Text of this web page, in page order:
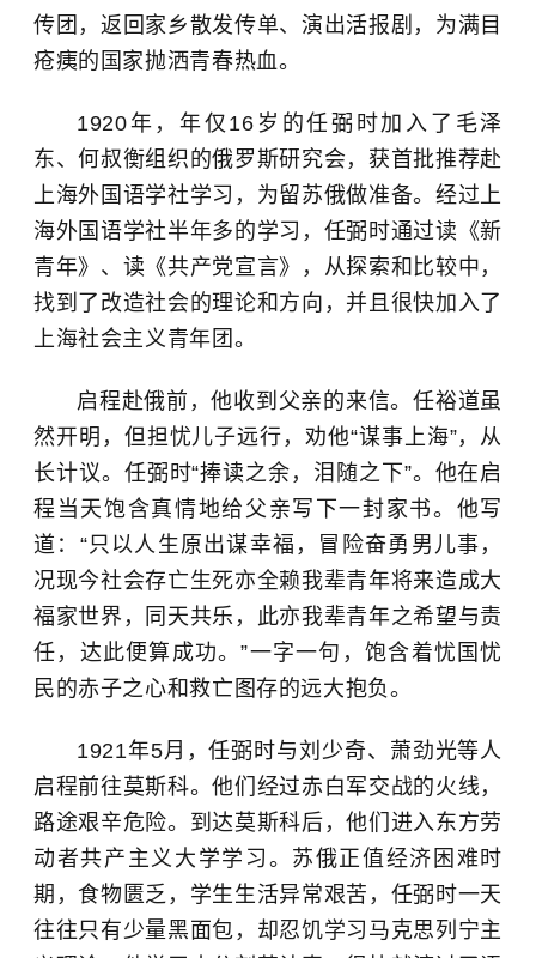
传团，返回家乡散发传单、演出活报剧，为满目
疮痍的国家抛洒青春热血。
1920年，年仅16岁的任弼时加入了毛泽
东、何叔衡组织的俄罗斯研究会，获首批推荐赴
上海外国语学社学习，为留苏俄做准备。经过上
海外国语学社半年多的学习，任弼时通过读《新
青年》、读《共产党宣言》，从探索和比较中，
找到了改造社会的理论和方向，并且很快加入了
上海社会主义青年团。
启程赴俄前，他收到父亲的来信。任裕道虽
然开明，但担忧儿子远行，劝他“谋事上海”，从
长计议。任弼时“捧读之余，泪随之下”。他在启
程当天饱含真情地给父亲写下一封家书。他写
道：“只以人生原出谋幸福，冒险奋勇男儿事，
况现今社会存亡生死亦全赖我辈青年将来造成大
福家世界，同天共乐，此亦我辈青年之希望与责
任，达此便算成功。”一字一句，饱含着忧国忧
民的赤子之心和救亡图存的远大抱负。
1921年5月 ，任弼时与刘少奇、 萧劲光等人
启程前往莫斯科。他们经过赤白军交战的火线，
路途艰辛危险。到达莫斯科后，他们进入东方劳
动者共产主义大学学习。苏俄正值经济困难时
期，食物匮乏，学生生活异常艰苦， 任弼时一天
往往只有少量黑面包，却忍饥学习马克思列宁主